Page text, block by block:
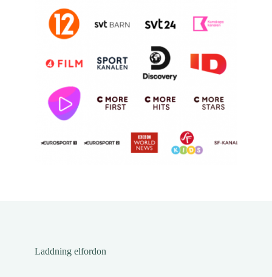
Laddning elfordon